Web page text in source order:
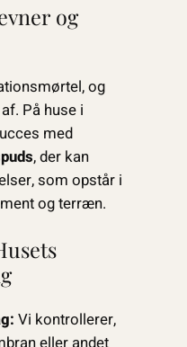
og
og
På huse i
med
, der kan
som opstår i
og terræn.
Vi kontrollerer,